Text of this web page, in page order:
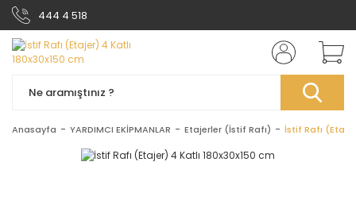
444 4 518
Anasayfa YARDIMCI EKİPMANLAR Etajerler (İstif Rafı) İstif Rafı